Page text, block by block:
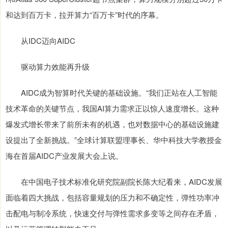
和达到百万卡，拉开算力“百万卡”时代的序幕。
从IDC迈向AIDC
驱动算力效能再升级
AIDC成为智算时代关键的基础设施。“我们正站在人工智能
技术革命的关键节点，我国AI算力需求正以惊人速度增长。这种
爆发式增长带来了前所未有的机遇，也对数据中心的基础设施建
设提出了全新挑战。”全球计算联盟理事长、华中科技大学教授金
海在首届AIDC产业发展大会上说。
在中国电子技术标准化研究院副院长陈大纪看来，AIDC发展
面临着四大挑战，包括容量规划的压力和不确定性，弹性功率冲
击配电与制冷系统，快速交付与弹性需求多变等之间存在矛盾，